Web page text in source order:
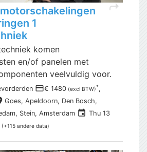
shortcut
1
komen
en/of panelen met
veelvuldig voor.
payment€ 1480 (excl BTW)*,
Goes, Apeldoorn, Den Bosch,
Stein, Amsterdam event Thu 13
(+115 andere data)